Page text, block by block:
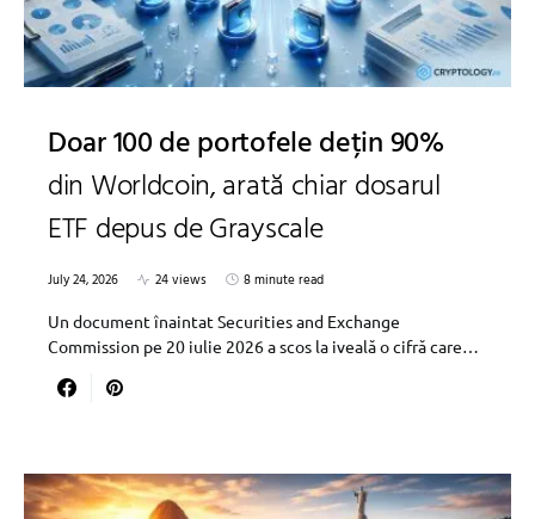
Doar 100 de portofele dețin 90%
din Worldcoin, arată chiar dosarul
ETF depus de Grayscale
July 24, 2026 24 views
8 minute read
Un document înaintat Securities and Exchange
Commission pe 20 iulie 2026 a scos la iveală o cifră care…